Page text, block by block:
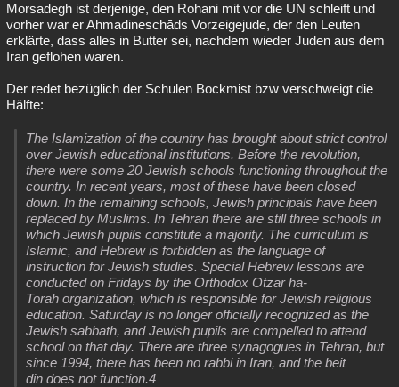
Morsadegh ist derjenige, den Rohani mit vor die UN schleift und
vorher war er Ahmadineschāds Vorzeigejude, der den Leuten
erklärte, dass alles in Butter sei, nachdem wieder Juden aus dem
Iran geflohen waren.
Der redet bezüglich der Schulen Bockmist bzw verschweigt die
Hälfte:
The Islamization of the country has brought about strict control
over Jewish educational institutions. Before the revolution,
there were some 20 Jewish schools functioning throughout the
country. In recent years, most of these have been closed
down. In the remaining schools, Jewish principals have been
replaced by Muslims. In Tehran there are still three schools in
which Jewish pupils constitute a majority. The curriculum is
Islamic, and Hebrew is forbidden as the language of
instruction for Jewish studies. Special Hebrew lessons are
conducted on Fridays by the Orthodox Otzar ha-
Torah organization, which is responsible for Jewish religious
education. Saturday is no longer officially recognized as the
Jewish sabbath, and Jewish pupils are compelled to attend
school on that day. There are three synagogues in Tehran, but
since 1994, there has been no rabbi in Iran, and the beit
din does not function.4